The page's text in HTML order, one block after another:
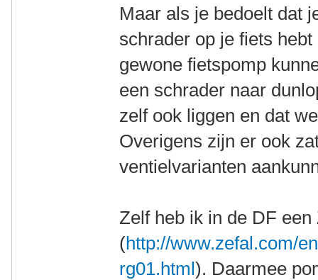
Maar als je bedoelt dat
schrader op je fiets
gewone fietspomp
een schrader naar
zelf ook liggen en dat
Overigens zijn er ook
ventielvarianten
Zelf heb ik in de DF
(http://www.zefal.com/
rg01.html). Daarmee